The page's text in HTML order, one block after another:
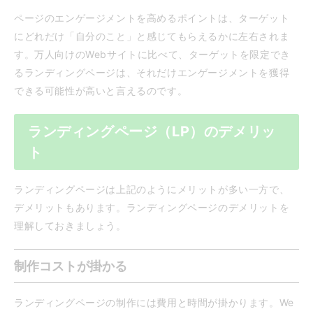
ページのエンゲージメントを高めるポイントは、ターゲット
にどれだけ「自分のこと」と感じてもらえるかに左右されま
す。万人向けのWebサイトに比べて、ターゲットを限定でき
るランディングページは、それだけエンゲージメントを獲得
できる可能性が高いと言えるのです。
ランディングページ（LP）のデメリッ
ト
ランディングページは上記のようにメリットが多い一方で、
デメリットもあります。ランディングページのデメリットを
理解しておきましょう。
制作コストが掛かる
ランディングページの制作には費用と時間が掛かります。We